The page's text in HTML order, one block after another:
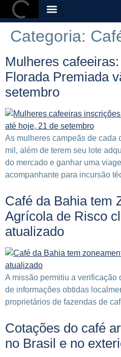
Categoria:
Mulheres
Florada Premiada
setembro
As mulheres campeãs de cada
mil, além de terem seu lote
do mercado e ganhar uma
acompanhante para incursão
Café da Bahia tem
Agrícola de Risco
atualizado
A missão permitiu a verificação
de informações obtidas
proprietários de fazendas de
Cotações do café
no Brasil e no